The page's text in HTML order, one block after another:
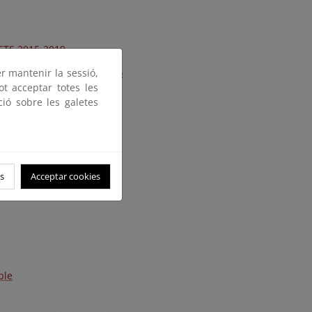
2015-2019
Europea de Turismo
La Gomera
mantenir la sessió,
acceptar totes les
sobre les galetes
Acceptar cookies